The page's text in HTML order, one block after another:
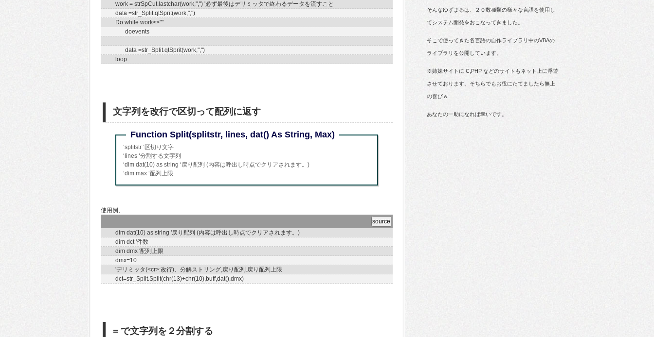
work = strSpCut.lastchar(work,",") '必ず最後はデリミッタで終わるデータを流すこと
data =str_Split.qtSprit(work,",")
Do while work<>""
doevents
data =str_Split.qtSprit(work,",")
loop
文字列を改行で区切って配列に返す
Function Split(splitstr, lines, dat() As String, Max)
‘splitstr ‘区切り文字
‘lines ‘分割する文字列
‘dim dat(10) as string ‘戻り配列 (内容は呼出し時点でクリアされます。)
‘dim max ‘配列上限
使用例、
dim dat(10) as string '戻り配列 (内容は呼出し時点でクリアされます。)
dim dct '件数
dim dmx '配列上限
dmx=10
'デリミッタ(<cr>:改行)、分解ストリング,戻り配列.戻り配列上限
dct=str_Split.Split(chr(13)+chr(10),buff,dat(),dmx)
= で文字列を２分割する
そんなゆずまるは、２０数種類の様々な言語を使用し
てシステム開発をおこなってきました。
そこで使ってきた各言語の自作ライブラリ中のVBAの
ライブラリを公開しています。
※姉妹サイトに C,PHP などのサイトもネット上に浮遊
させております。そちらでもお役にたてましたら無上
の喜びｗ
あなたの一助になれば幸いです。